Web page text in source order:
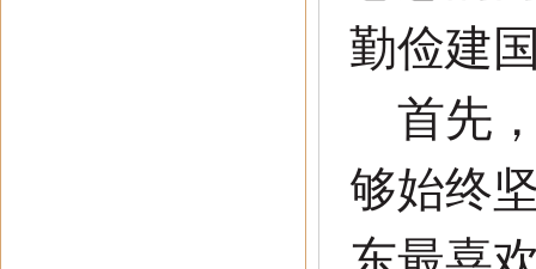
勤俭建
首先，
够始终